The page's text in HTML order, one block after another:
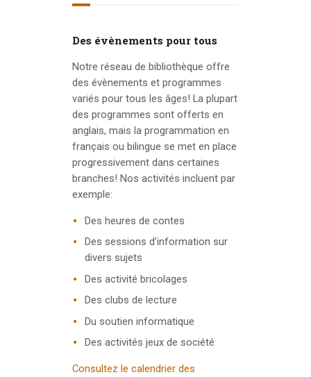
Des évènements pour tous
Notre réseau de bibliothèque offre
des évènements et programmes
variés pour tous les âges! La plupart
des programmes sont offerts en
anglais, mais la programmation en
français ou bilingue se met en place
progressivement dans certaines
branches! Nos activités incluent par
exemple:
Des heures de contes
Des sessions d’information sur
divers sujets
Des activité bricolages
Des clubs de lecture
Du soutien informatique
Des activités jeux de société
Consultez le calendrier des